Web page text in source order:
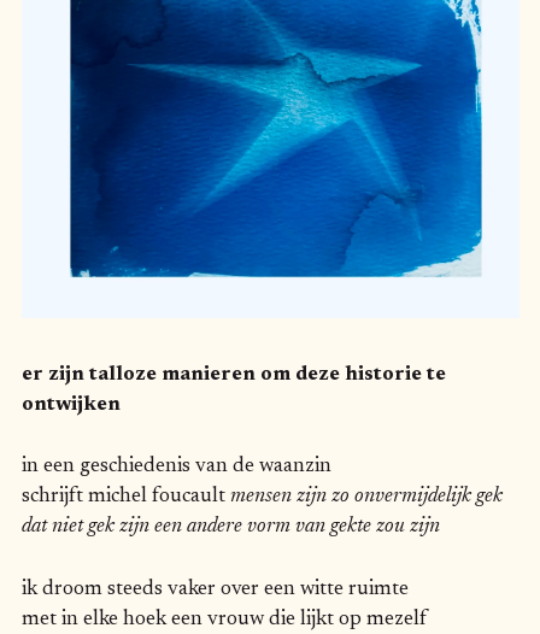
er zijn talloze manieren om deze historie te
ontwijken
in een geschiedenis van de waanzin
schrijft michel foucault mensen zijn zo onvermijdelijk gek
dat niet gek zijn een andere vorm van gekte zou zijn
ik droom steeds vaker over een witte ruimte
met in elke hoek een vrouw die lijkt op mezelf